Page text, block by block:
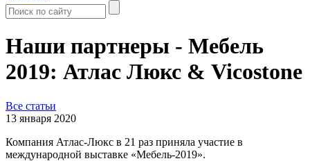
Наши партнеры - Мебель
2019: Атлас Люкс & Vicostone
Все статьи
13 января 2020
Компания Атлас-Люкс в 21 раз приняла участие в
международной выставке «Мебель-2019».